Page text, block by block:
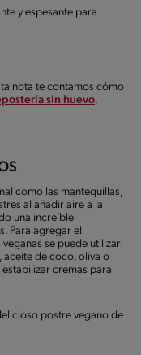
y espesante para
nota te contamos cómo
sin huevo.
como las mantequillas,
al añadir aire a la
una increíble
Para agregar el
se puede utilizar
aceite de coco, oliva o
cremas para
postre vegano de